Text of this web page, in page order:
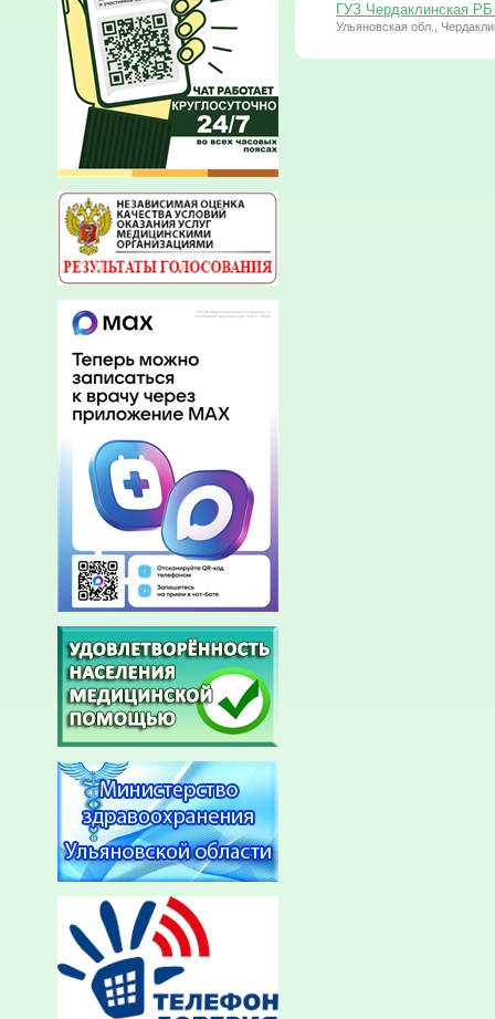
ГУЗ Чердаклинская
Ульяновская обл.,